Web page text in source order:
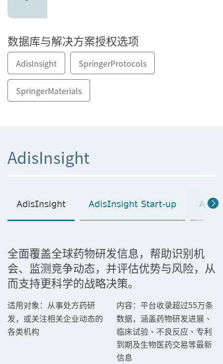
数据库与解决方案授权选项
AdisInsight SpringerProtocols
SpringerMaterials
AdisInsight
AdisInsight AdisInsight Start-up
全面覆盖全球药物研发信息，帮助识别机
会、监测竞争动态，并评估优势与风险，从
而支持更科学的战略决策。
适用对象： 从事处方药研
发，或关注相关企业动态的
各类机构
内容： 平台收录超过55万条
数据，涵盖药物研发进展、
临床试验、不良反应、专利
到期及生物医药交易等最新
信息